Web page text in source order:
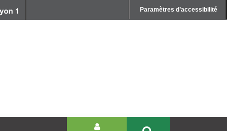
Paramètres d’accessibilité